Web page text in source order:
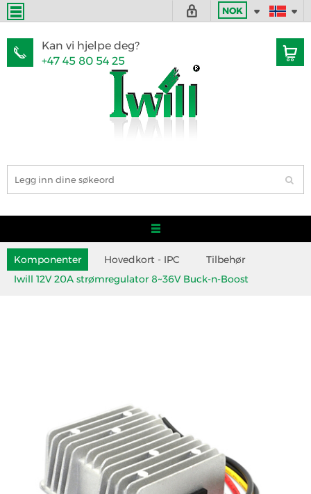
NOK
Kan vi hjelpe deg?
+47 45 80 54 25
Komponenter Hovedkort - IPC
Tilbehør
Iwill 12V 20A strømregulator 8~36V Buck-n-Boost